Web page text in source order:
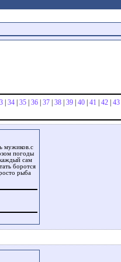
| 34 | 35 | 36 | 37 | 38 | 39 | 40 | 41 | 42 | 43
мужиков.с
погоды
сам
боротся
рыба